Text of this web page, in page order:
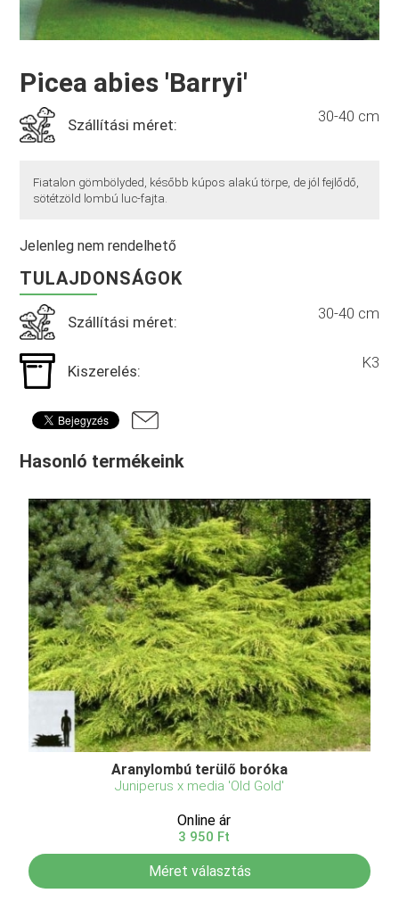
Picea abies 'Barryi'
Szállítási méret: 30-40 cm
Fiatalon gömbölyded, később kúpos alakú törpe, de jól fejlődő,
sötétzöld lombú luc-fajta.
Jelenleg nem rendelhető
TULAJDONSÁGOK
Szállítási méret: 30-40 cm
Kiszerelés: K3
Hasonló termékeink
Aranylombú terülő boróka
Juniperus x media 'Old Gold'
Online ár
3 950 Ft
Méret választás